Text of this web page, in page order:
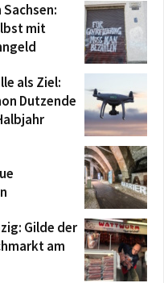
mit
als Ziel:
Dutzende
Gilde der
am